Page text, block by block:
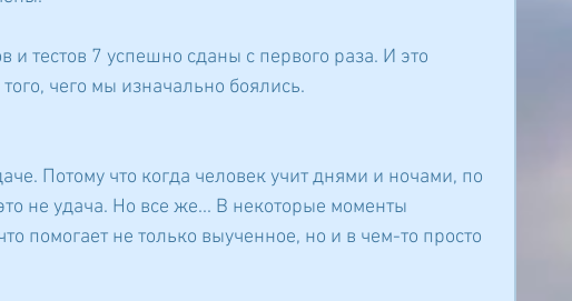
и тестов 7 успешно сданы с первого раза. И это
чего мы изначально боялись.
Потому что когда человек учит днями и ночами, по
не удача. Но все же... В некоторые моменты
помогает не только выученное, но и в чем-то просто